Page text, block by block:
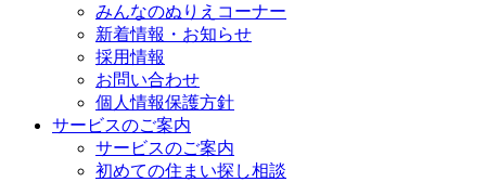
みんなのぬりえコーナー
新着情報・お知らせ
採用情報
お問い合わせ
個人情報保護方針
サービスのご案内
サービスのご案内
初めての住まい探し相談